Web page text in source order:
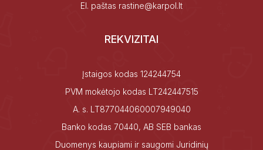
El. paštas rastine@karpol.lt
REKVIZITAI
Įstaigos kodas 124244754
PVM mokėtojo kodas LT242447515
A. s. LT877044060007949040
Banko kodas 70440, AB SEB bankas
Duomenys kaupiami ir saugomi Juridinių